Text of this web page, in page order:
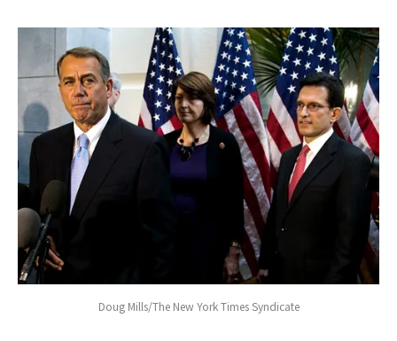
Doug Mills/The New York Times Syndicate